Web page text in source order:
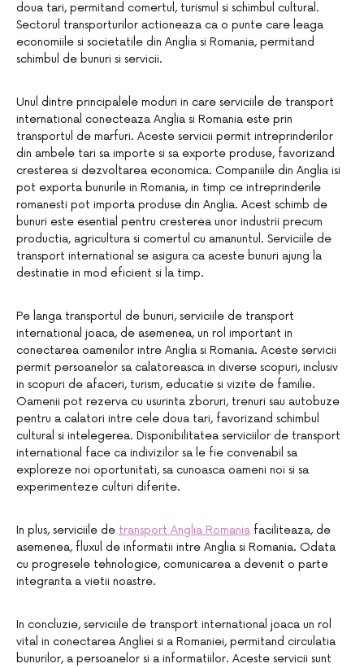
doua tari, permitand comertul, turismul si schimbul cultural.
Sectorul transporturilor actioneaza ca o punte care leaga
economiile si societatile din Anglia si Romania, permitand
schimbul de bunuri si servicii.
Unul dintre principalele moduri in care serviciile de transport
international conecteaza Anglia si Romania este prin
transportul de marfuri. Aceste servicii permit intreprinderilor
din ambele tari sa importe si sa exporte produse, favorizand
cresterea si dezvoltarea economica. Companiile din Anglia isi
pot exporta bunurile in Romania, in timp ce intreprinderile
romanesti pot importa produse din Anglia. Acest schimb de
bunuri este esential pentru cresterea unor industrii precum
productia, agricultura si comertul cu amanuntul. Serviciile de
transport international se asigura ca aceste bunuri ajung la
destinatie in mod eficient si la timp.
Pe langa transportul de bunuri, serviciile de transport
international joaca, de asemenea, un rol important in
conectarea oamenilor intre Anglia si Romania. Aceste servicii
permit persoanelor sa calatoreasca in diverse scopuri, inclusiv
in scopuri de afaceri, turism, educatie si vizite de familie.
Oamenii pot rezerva cu usurinta zboruri, trenuri sau autobuze
pentru a calatori intre cele doua tari, favorizand schimbul
cultural si intelegerea. Disponibilitatea serviciilor de transport
international face ca indivizilor sa le fie convenabil sa
exploreze noi oportunitati, sa cunoasca oameni noi si sa
experimenteze culturi diferite.
In plus, serviciile de transport Anglia Romania faciliteaza, de
asemenea, fluxul de informatii intre Anglia si Romania. Odata
cu progresele tehnologice, comunicarea a devenit o parte
integranta a vietii noastre.
In concluzie, serviciile de transport international joaca un rol
vital in conectarea Angliei si a Romaniei, permitand circulatia
bunurilor, a persoanelor si a informatiilor. Aceste servicii sunt